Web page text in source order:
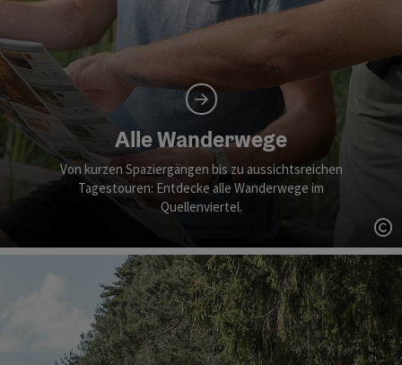
Alle Wanderwege
Von kurzen Spaziergängen bis zu aussichtsreichen
Tagestouren: Entdecke alle Wanderwege im
Quellenviertel.